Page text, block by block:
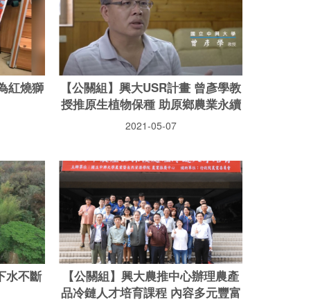
紅燒獅
【公關組】興大USR計畫 曾彥學教
授推原生植物保種 助原鄉農業永續
2021-05-07
水不斷
【公關組】興大農推中心辦理農產
品冷鏈人才培育課程 內容多元豐富